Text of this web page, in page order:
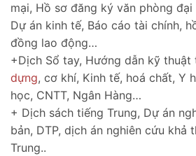
mại, Hồ sơ đăng ký văn phòng
Dự án kinh tế, Báo cáo tài chính,
đồng lao động…
+Dịch Sổ tay, Hướng dẫn kỹ thuật
dựng, cơ khí, Kinh tế, hoá chất, Y
học, CNTT, Ngân Hàng…
+ Dịch sách tiếng Trung, Dự án
bản, DTP, dịch án nghiên cứu khả
Trung..